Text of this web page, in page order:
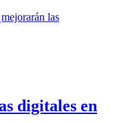
digitales en